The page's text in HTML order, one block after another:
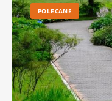
POLECANE